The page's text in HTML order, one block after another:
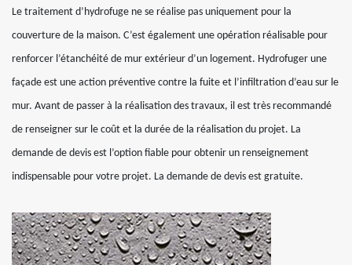
Le traitement d’hydrofuge ne se réalise pas uniquement pour la
couverture de la maison. C’est également une opération réalisable pour
renforcer l’étanchéité de mur extérieur d’un logement. Hydrofuger une
façade est une action préventive contre la fuite et l’infiltration d’eau sur le
mur. Avant de passer à la réalisation des travaux, il est très recommandé
de renseigner sur le coût et la durée de la réalisation du projet. La
demande de devis est l’option fiable pour obtenir un renseignement
indispensable pour votre projet. La demande de devis est gratuite.